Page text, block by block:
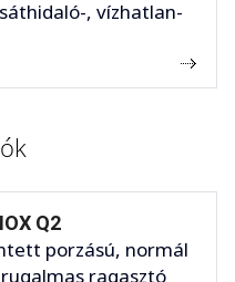
, vízhatlan-
Q2
porzású, normál
ragasztó